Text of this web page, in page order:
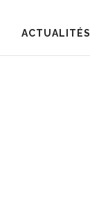
ACTUALITÉS